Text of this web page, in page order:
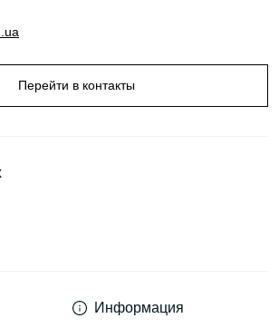
Перейти в контакты
Информация